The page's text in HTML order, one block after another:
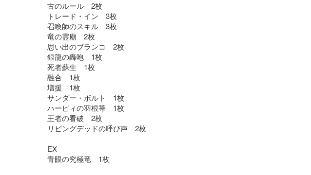
古のルール　2枚
トレード・イン　3枚
召喚師のスキル　3枚
竜の霊廟　2枚
思い出のブランコ　2枚
銀龍の轟咆　1枚
死者蘇生　1枚
融合　1枚
増援　1枚
サンダー・ボルト　1枚
ハーピィの羽根箒　1枚
王者の看破　2枚
リビングデッドの呼び声　2枚
EX
青眼の究極竜　1枚